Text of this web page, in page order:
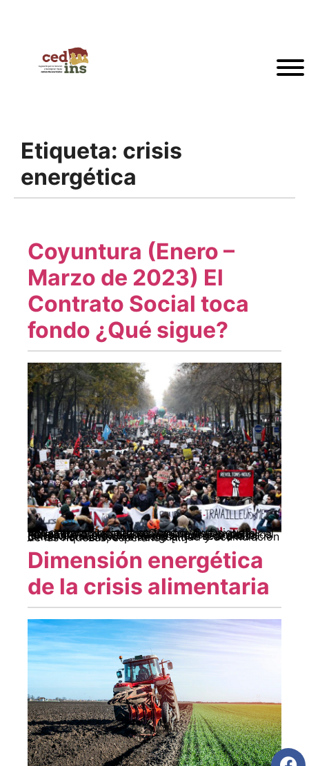
Etiqueta: crisis
energética
Coyuntura (Enero –
Marzo de 2023) El
Contrato Social toca
fondo ¿Qué sigue?
El Contrato Social toca fondo ¿Qué sigue? Anualmente durante la Cumbre de Davos, el Foro Económico Mundial se centra en definir el horizonte de los países más ricos y poderosos junto con sus países aliados. Por otra parte, OXFAM elabora un informa anual sobre las cifras alarmantes de desigualdad y acumulación de las riquezas, esperando […]
Dimensión energética
de la crisis alimentaria